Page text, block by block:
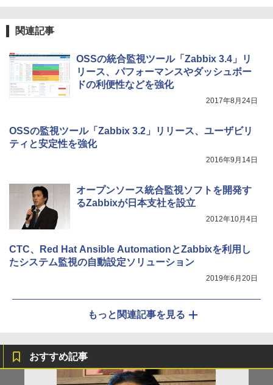
関連記事
OSSの統合監視ツール「Zabbix 3.4」リ
リース、パフォーマンスやダッシュボー
ドの利便性などを強化
2017年8月24日
OSSの監視ツール「Zabbix 3.2」リリース、ユーザビリ
ティと安定性を強化
2016年9月14日
オープンソース統合監視ソフトを開発す
るZabbixが日本支社を設立
2012年10月4日
CTC、Red Hat Ansible AutomationとZabbixを利用し
たシステム監視の自動設定ソリューション
2019年6月20日
もっと関連記事を見る
おすすめ記事